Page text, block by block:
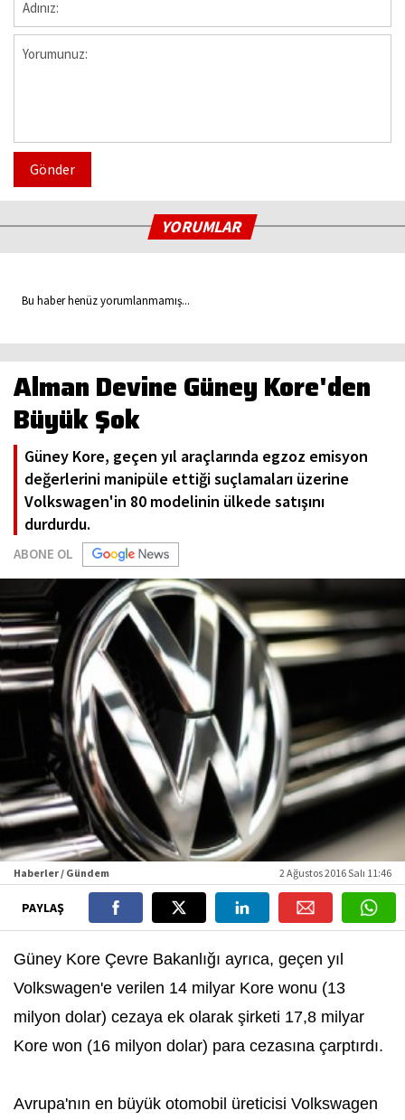
Gönder
YORUMLAR
Bu haber henüz yorumlanmamış...
Alman Devine Güney Kore'den
Büyük Şok
Güney Kore, geçen yıl araçlarında egzoz emisyon
değerlerini manipüle ettiği suçlamaları üzerine
Volkswagen'in 80 modelinin ülkede satışını
durdurdu.
ABONE OL
Haberler / Gündem 2 Ağustos 2016 Salı 11:46
PAYLAŞ
Güney Kore Çevre Bakanlığı ayrıca, geçen yıl
Volkswagen'e verilen 14 milyar Kore wonu (13
milyon dolar) cezaya ek olarak şirketi 17,8 milyar
Kore won (16 milyon dolar) para cezasına çarptırdı.
Avrupa'nın en büyük otomobil üreticisi Volkswagen